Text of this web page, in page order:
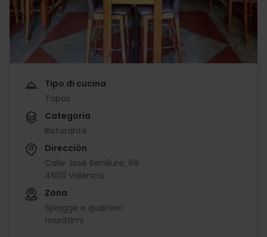
Tipo di cucina
Tapas
Categoria
Ristorante
Dirección
Calle José Benlliure, 69
46011 València
Zona
Spiagge e quartieri
marittimi